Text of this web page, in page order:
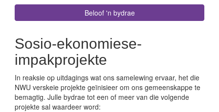
Beloof 'n bydrae
Sosio-ekonomiese-
impakprojekte
In reaksie op uitdagings wat ons samelewing ervaar, het die
NWU verskeie projekte geïnisieer om ons gemeenskappe te
bemagtig. Julle bydrae tot een of meer van die volgende
projekte sal waardeer word: